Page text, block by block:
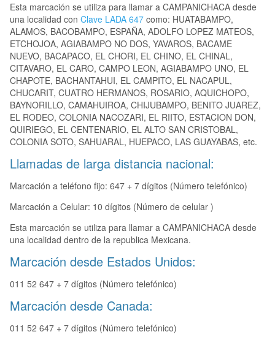
Esta marcación se utiliza para llamar a CAMPANICHACA desde
una localidad con Clave LADA 647 como: HUATABAMPO,
ALAMOS, BACOBAMPO, ESPAÑA, ADOLFO LOPEZ MATEOS,
ETCHOJOA, AGIABAMPO NO DOS, YAVAROS, BACAME
NUEVO, BACAPACO, EL CHORI, EL CHINO, EL CHINAL,
CITAVARO, EL CARO, CAMPO LEON, AGIABAMPO UNO, EL
CHAPOTE, BACHANTAHUI, EL CAMPITO, EL NACAPUL,
CHUCARIT, CUATRO HERMANOS, ROSARIO, AQUICHOPO,
BAYNORILLO, CAMAHUIROA, CHIJUBAMPO, BENITO JUAREZ,
EL RODEO, COLONIA NACOZARI, EL RIITO, ESTACION DON,
QUIRIEGO, EL CENTENARIO, EL ALTO SAN CRISTOBAL,
COLONIA SOTO, SAHUARAL, HUEPACO, LAS GUAYABAS, etc.
Llamadas de larga distancia nacional:
Marcación a teléfono fijo: 647 + 7 dígitos (Número telefónico)
Marcación a Celular: 10 dígitos (Número de celular )
Esta marcación se utiliza para llamar a CAMPANICHACA desde
una localidad dentro de la republica Mexicana.
Marcación desde Estados Unidos:
011 52 647 + 7 dígitos (Número telefónico)
Marcación desde Canada:
011 52 647 + 7 dígitos (Número telefónico)